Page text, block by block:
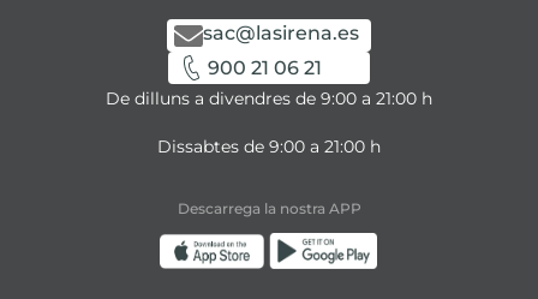
sac@lasirena.es
900 21 06 21
De dilluns a divendres de 9:00 a 21:00 h
Dissabtes de 9:00 a 21:00 h
Descarrega la nostra APP